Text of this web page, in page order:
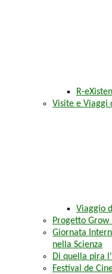
R-
Visite e Viaggi
Viaggio
Progetto Grow
Giornata
nella Scienza
Di quella pira
Festival de